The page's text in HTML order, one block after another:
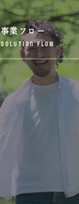
事業フロー
SOLUTION FLOW